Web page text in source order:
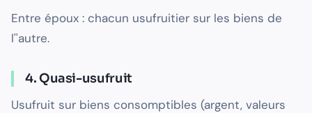
Entre époux : chacun usufruitier sur les biens de
l''autre.
4. Quasi-usufruit
Usufruit sur biens consomptibles (argent, valeurs